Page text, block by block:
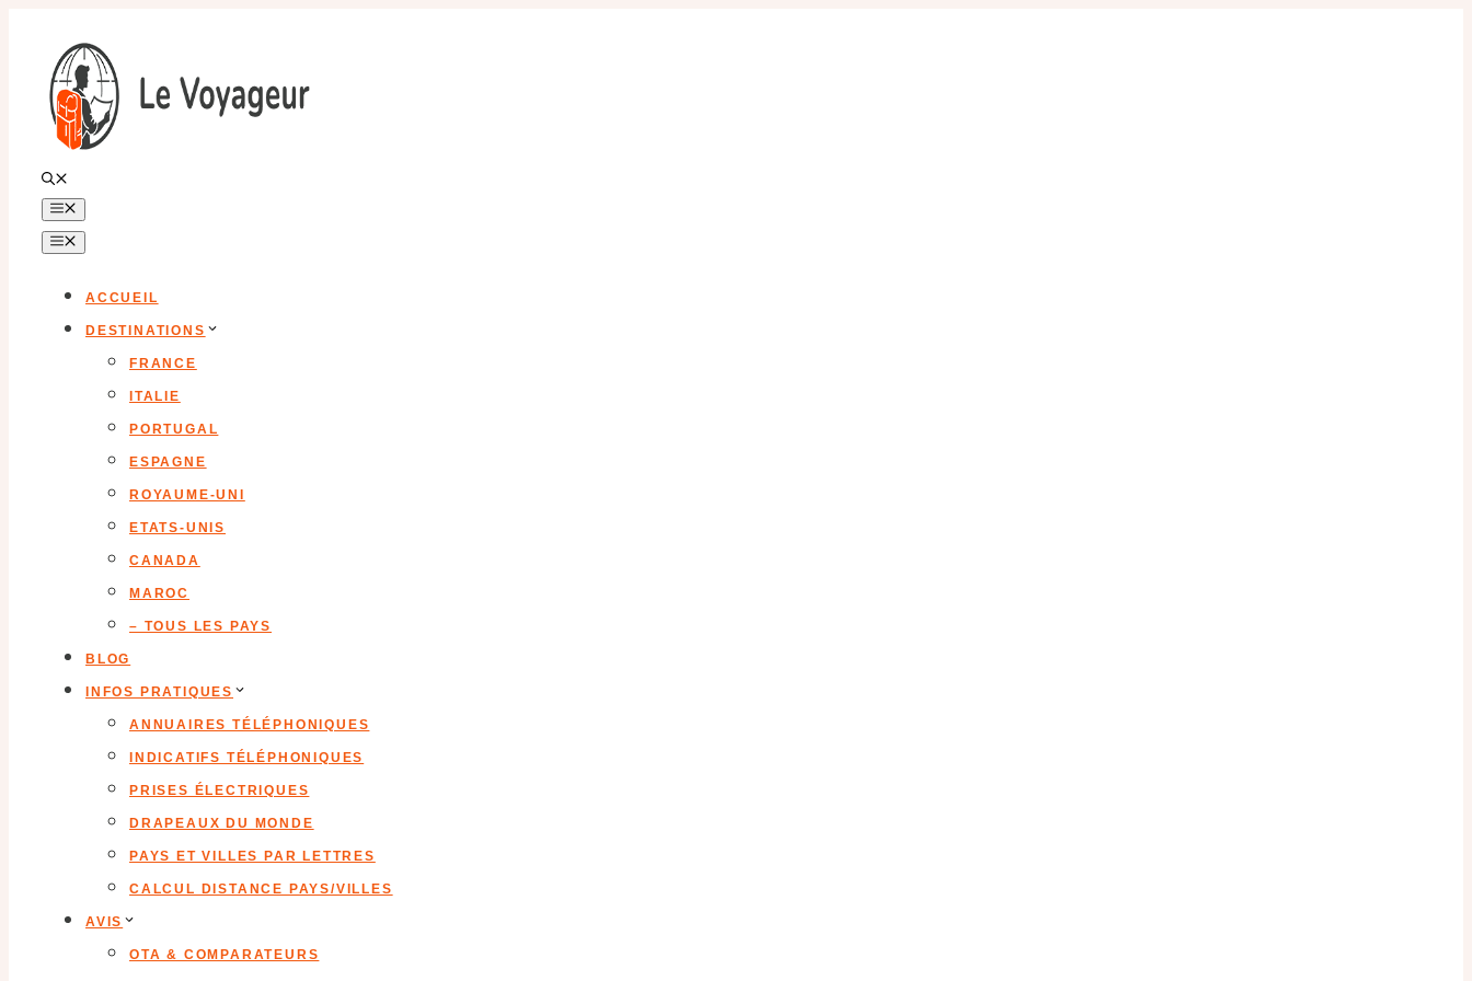
contenu
ACCUEIL
DESTINATIONS
FRANCE
ITALIE
PORTUGAL
ESPAGNE
ROYAUME-UNI
ETATS-UNIS
CANADA
MAROC
– TOUS LES PAYS
BLOG
INFOS PRATIQUES
ANNUAIRES TÉLÉPHONIQUES
INDICATIFS TÉLÉPHONIQUES
PRISES ÉLECTRIQUES
DRAPEAUX DU MONDE
PAYS ET VILLES PAR LETTRES
CALCUL DISTANCE PAYS/VILLES
AVIS
OTA & COMPARATEURS